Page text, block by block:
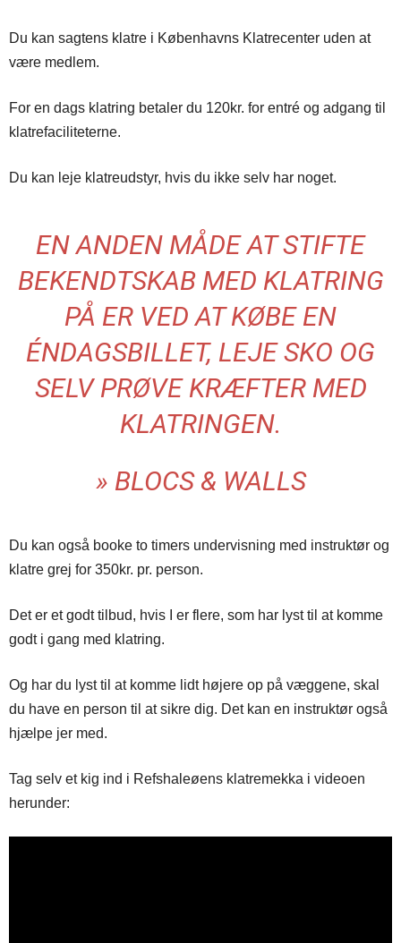
Du kan sagtens klatre i Københavns Klatrecenter uden at
være medlem.
For en dags klatring betaler du 120kr. for entré og adgang til
klatrefaciliteterne.
Du kan leje klatreudstyr, hvis du ikke selv har noget.
EN ANDEN MÅDE AT STIFTE
BEKENDTSKAB MED KLATRING
PÅ ER VED AT KØBE EN
ÉNDAGSBILLET, LEJE SKO OG
SELV PRØVE KRÆFTER MED
KLATRINGEN.
» BLOCS & WALLS
Du kan også booke to timers undervisning med instruktør og
klatre grej for 350kr. pr. person.
Det er et godt tilbud, hvis I er flere, som har lyst til at komme
godt i gang med klatring.
Og har du lyst til at komme lidt højere op på væggene, skal
du have en person til at sikre dig. Det kan en instruktør også
hjælpe jer med.
Tag selv et kig ind i Refshaleøens klatremekka i videoen
herunder: